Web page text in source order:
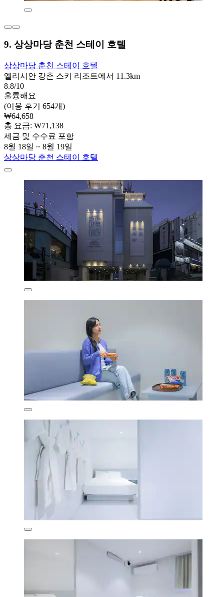
9. 상상마당 춘천 스테이 호텔
상상마당 춘천 스테이 호텔
엘리시안 강촌 스키 리조트에서 11.3km
8.8/10
훌륭해요
(이용 후기 654개)
₩64,658
총 요금: ₩71,138
세금 및 수수료 포함
8월 18일 ~ 8월 19일
상상마당 춘천 스테이 호텔